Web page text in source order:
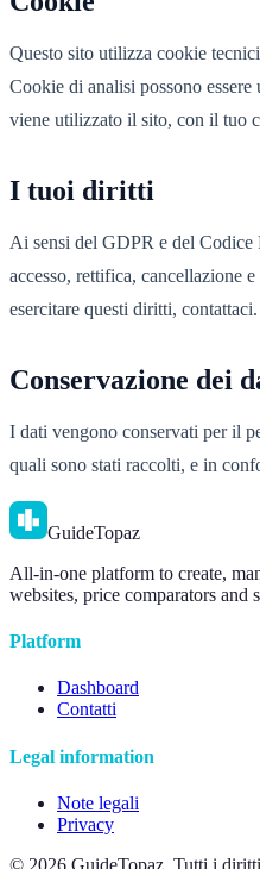
Questo sito utilizza cookie
Cookie di analisi possono
viene utilizzato il sito, con il tuo
I tuoi diritti
Ai sensi del GDPR e del
accesso, rettifica, cancellazione
esercitare questi diritti, contattaci.
Conservazione dei
I dati vengono conservati per il
quali sono stati raccolti, e in
GuideTopaz
All-in-one platform to create,
websites, price comparators and
Platform
Dashboard
Contatti
Legal information
Note legali
Privacy
© 2026 GuideTopaz. Tutti i diritti